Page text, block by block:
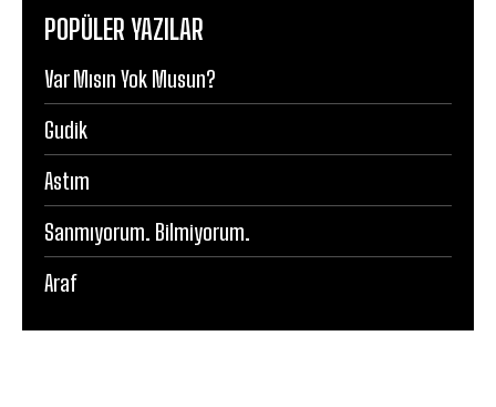
POPÜLER YAZILAR
Var Mısın Yok Musun?
Gudik
Astım
Sanmıyorum. Bilmiyorum.
Araf